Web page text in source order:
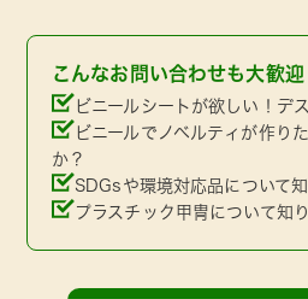
こんなお問い合わせも大歓迎
ビニールシートが欲しい！デ
ビニールでノベルティが作り
か？
SDGsや環境対応品について知
プラスチック甲冑について知